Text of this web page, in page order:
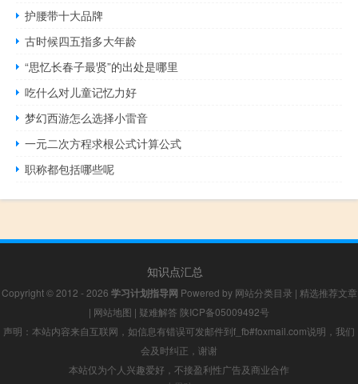
护腰带十大品牌
古时候四五指多大年龄
“思忆长春子最贤”的出处是哪里
吃什么对儿童记忆力好
梦幻西游怎么选择小雷音
一元二次方程求根公式计算公式
职称都包括哪些呢
知识点汇总
Copyright © 2012 - 2026 学习计划指导网 Powered by 网站分类目录 | 精选推荐文章
| 网站地图 | 疑难解答 陕ICP备05009492号
声明：本站内容来自互联网，如信息有错误可发邮件到f_fb#foxmail.com说明，我们
会及时纠正，谢谢
本站仅为个人兴趣爱好，不接盈利性广告及商业合作